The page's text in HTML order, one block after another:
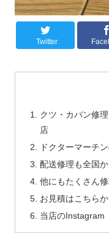
Twitter
クツ・カバン修
店
ドクターマーチ
配送修理も全国
他にもたくさん修
お見積はこちらか
当店のInstagram